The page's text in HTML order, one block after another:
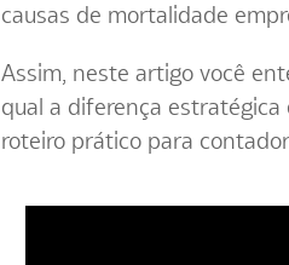
causas de mortalidade
Assim, neste artigo você
qual a diferença
roteiro prático para